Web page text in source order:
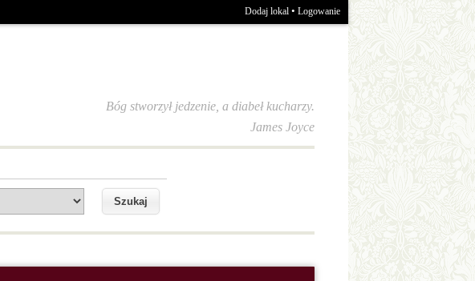
Dodaj lokal • Logowanie
Bóg stworzył jedzenie, a diabeł kucharzy.
James Joyce